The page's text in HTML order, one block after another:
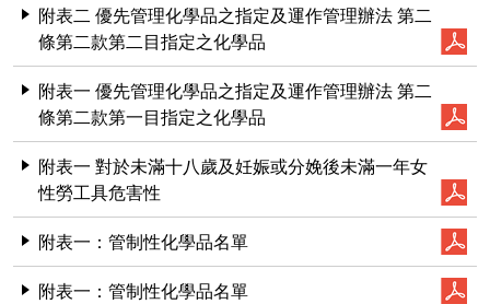
附表二 優先管理化學品之指定及運作管理辦法 第二
條第二款第二目指定之化學品
附表一 優先管理化學品之指定及運作管理辦法 第二
條第二款第一目指定之化學品
附表一 對於未滿十八歲及妊娠或分娩後未滿一年女
性勞工具危害性
附表一：管制性化學品名單
附表一：管制性化學品名單